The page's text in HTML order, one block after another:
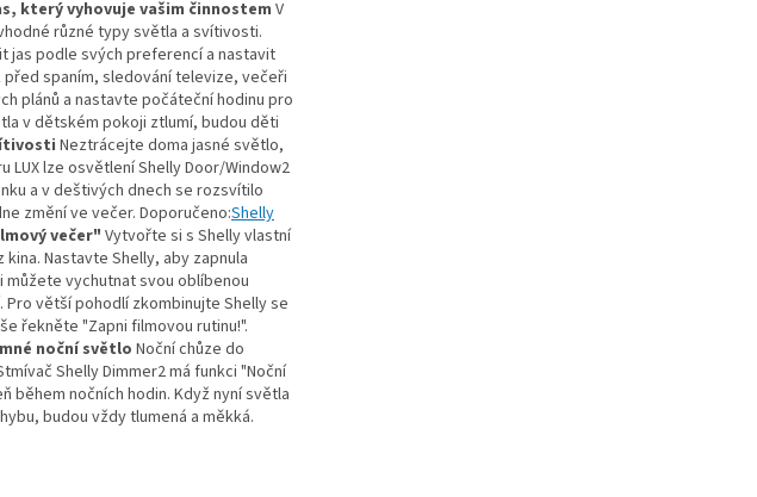
který vyhovuje vašim činnostem V
různé typy světla a svítivosti.
jas podle svých preferencí a nastavit
spaním, sledování televize, večeři
plánů a nastavte počáteční hodinu pro
v dětském pokoji ztlumí, budou děti
Neztrácejte doma jasné světlo,
lze osvětlení Shelly Door/Window2
a v deštivých dnech se rozsvítilo
změní ve večer. Doporučeno:Shelly
večer"Vytvořte si s Shelly vlastní
Nastavte Shelly, aby zapnula
můžete vychutnat svou oblíbenou
větší pohodlí zkombinujte Shelly se
řekněte "Zapni filmovou rutinu!".
noční světlo Noční chůze do
Shelly Dimmer2 má funkci "Noční
během nočních hodin. Když nyní světla
budou vždy tlumená a měkká.